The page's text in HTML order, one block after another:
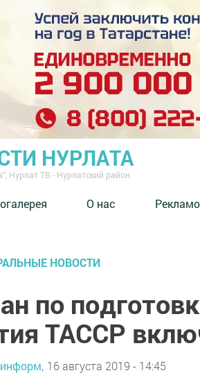
НУРЛАТА
Нурлат ТВ - Нурлатский район
О нас
НОВОСТИ
по
ТАССР
16 августа 2019 - 14:45